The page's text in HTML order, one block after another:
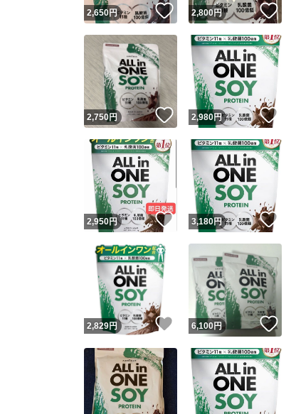
2,650円 いいね！
2,800円
2,750円 いいね！
2,980円
2,950円 いいね！
3,180円
2,829円 いいね！
6,100円